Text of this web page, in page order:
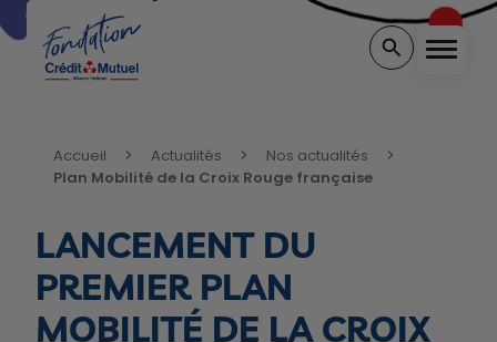
Menu
Vous êtes ici:
Accueil Actualités
Nos actualités
Plan Mobilité de la Croix Rouge française
LANCEMENT DU
PREMIER PLAN
MOBILITÉ DE LA CROIX